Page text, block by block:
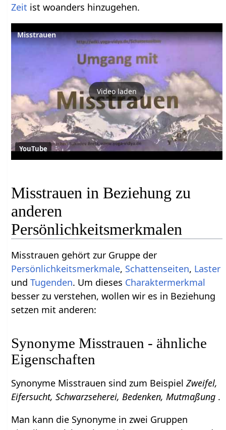
Zeit ist woanders hinzugehen.
Misstrauen
Video laden
YouTube
Misstrauen in Beziehung zu
anderen
Persönlichkeitsmerkmalen
Misstrauen gehört zur Gruppe der
Persönlichkeitsmerkmale, Schattenseiten, Laster
undTugenden. Um dieses Charaktermerkmal
besser zu verstehen, wollen wir es in Beziehung
setzen mit anderen:
Synonyme Misstrauen - ähnliche
Eigenschaften
Synonyme Misstrauen sind zum BeispielZweifel,
Eifersucht, Schwarzseherei, Bedenken, Mutmaßung .
Man kann die Synonyme in zwei Gruppen